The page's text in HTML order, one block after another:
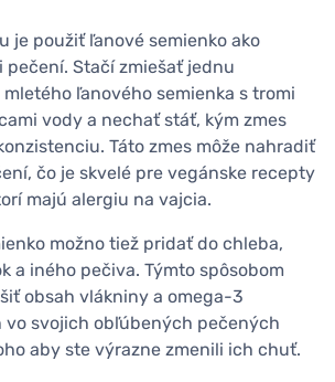
je použiť ľanové semienko ako
pečení. Stačí zmiešať jednu
ľanového semienka s tromi
vody a nechať stáť, kým zmes
Táto zmes môže nahradiť
čo je skvelé pre vegánske recepty
majú alergiu na vajcia.
možno tiež pridať do chleba,
a iného pečiva. Týmto spôsobom
obsah vlákniny a omega-3
vo svojich obľúbených pečených
aby ste výrazne zmenili ich chuť.